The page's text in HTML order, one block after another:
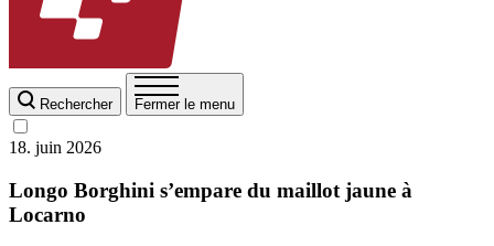
Rechercher Fermer le menu
18. juin 2026
Longo Borghini s’empare du maillot jaune à
Locarno